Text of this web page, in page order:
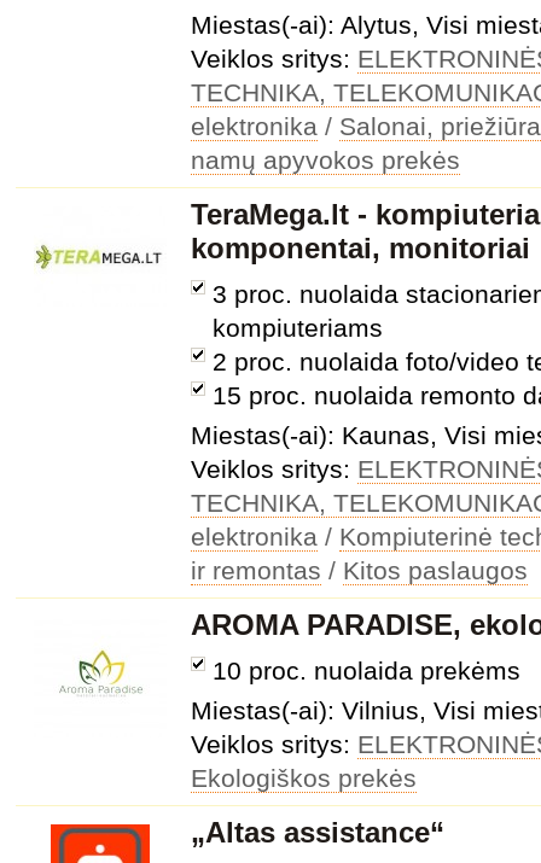
Miestas(-ai): Alytus, Visi
Veiklos sritys:
TECHNIKA,
elektronika / Salonai,
namų apyvokos prekės
TeraMega.lt -
komponentai, monitoriai
3 proc. nuolaida
kompiuteriams
2 proc. nuolaida foto/video
15 proc. nuolaida remonto
Miestas(-ai): Kaunas, Visi
Veiklos sritys:
TECHNIKA,
elektronika / Kompiuterinė
ir remontas / Kitos paslaugos
AROMA PARADISE,
10 proc. nuolaida prekėms
Miestas(-ai): Vilnius, Visi
Veiklos sritys:
Ekologiškos prekės
„Altas assistance“